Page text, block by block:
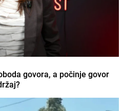
govora, a počinje govor